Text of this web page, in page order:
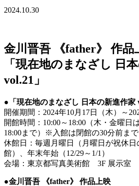
2024.10.30
金川晋吾 《father》 作品
「現在地のまなざし 日
vol.21」
●「現在地のまなざし 日本の新進作家
開催期間：2024年10月17日（木）～
開館時間：10:00～18:00（木・金曜日
18:00まで）※入館は閉館の30分前まで
休館日：毎週月曜日（月曜日が祝休
館）、年末年始（12/29～1/1）
会場：東京都写真美術館 3F 展示室
●金川晋吾 《father》 作品上映